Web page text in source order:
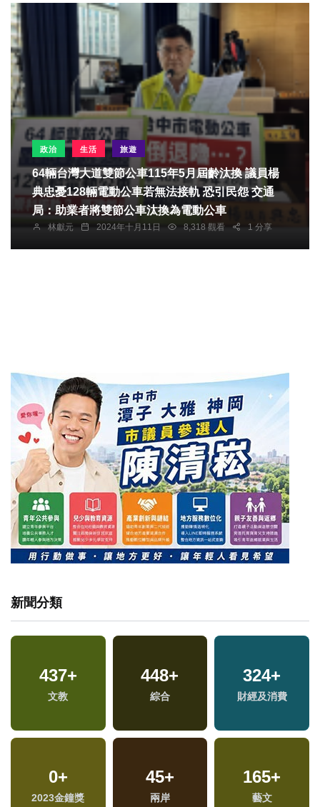
政治 生活 旅遊
64輛台灣大道雙節公車115年5月屆齡汰換 議員楊
典忠憂128輛電動公車若無法接軌 恐引民怨 交通
局：助業者將雙節公車汰換為電動公車
林獻元 2024年十月11日 8,318 觀看 1 分享
新聞分類
437+
文教
448+
綜合
324+
財經及消費
0+
2023金鐘獎
45+
兩岸
165+
藝文